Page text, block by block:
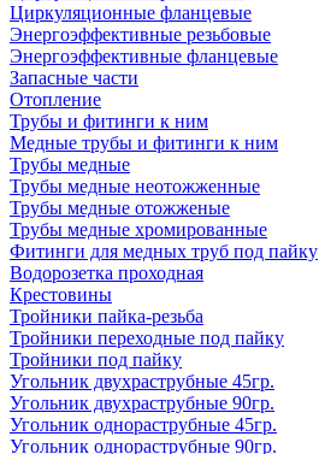
Циркуляционные фланцевые
Энергоэффективные резьбовые
Энергоэффективные фланцевые
Запасные части
Отопление
Трубы и фитинги к ним
Медные трубы и фитинги к ним
Трубы медные
Трубы медные неотожженные
Трубы медные отожженые
Трубы медные хромированные
Фитинги для медных труб под пайку
Водорозетка проходная
Крестовины
Тройники пайка-резьба
Тройники переходные под пайку
Тройники под пайку
Угольник двухраструбные 45гр.
Угольник двухраструбные 90гр.
Угольник однораструбные 45гр.
Угольник однораструбные 90гр.